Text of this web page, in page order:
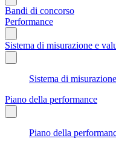
Bandi di concorso
Performance
Sistema di misurazione e
Sistema di
Piano della performance
Piano della